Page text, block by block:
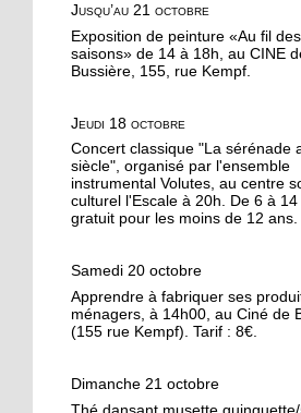
16 octobre 2018
Bouffée d'oxygène aux
Robertsau
16 octobre 2018
Conseil municipal : la
Cité de l'Ill et les
au coeur des débats
16 octobre 2018
La forêt de la
un écrin de biodiversité
15 octobre 2018
Jusqu’au 21 octobre
Exposition de peinture «Au fil des
saisons» de 14 à 18h, au CINE
Bussière, 155, rue Kempf.
Jeudi 18 octobre
Concert classique "La sérénade
siècle", organisé par l'ensemble
instrumental Volutes, au centre
culturel l'Escale à 20h. De 6 à 14
gratuit pour les moins de 12 ans.
Samedi 20 octobre
Apprendre à fabriquer ses
ménagers, à 14h00, au Ciné de
(155 rue Kempf). Tarif : 8€.
Dimanche 21 octobre